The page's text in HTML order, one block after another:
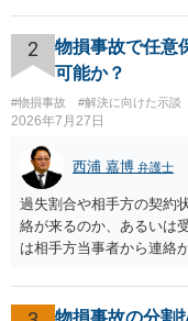
確認する必要があります
は、弁護士が介入する
で、以下の資料・情報を
をお勧めいたします。
示書類 ・叔母様の診断名
・入院の有無、通院回数
やご家族等が加入してい
用特約が付帯しているか
で、弁護士が受任する場
る必要があります。日本
ので、そのあたりのご事
2
物損事故で任意
可能か？
#物損事故 #解決に向けた示談
2026年7月27日
西浦 嘉博 弁護士
過失割合や相手方の契約
絡が来るのか、あるいは
は相手方当事者から連絡
金の支払いにつき、分割
合意しなければ和解で
物損事故の分割